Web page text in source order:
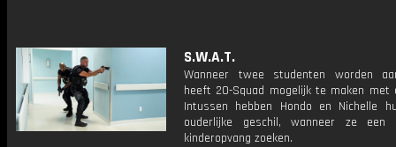
S.W.A.T.
Wanneer twee studenten worden
heeft 20-Squad mogelijk te maken met
Intussen hebben Hondo en Nichelle
ouderlijke geschil, wanneer ze een
kinderopvang zoeken.